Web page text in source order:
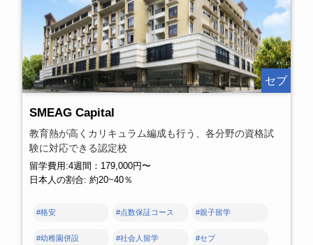
セブ
SMEAG Capital
教育熱が高くカリキュラム編成も行う、各分野の資格試
験に対応できる認定校
留学費用:4週間：179,000円〜
日本人の割合: 約20~40％
#格安 #点数保証コース #親子留学
#幼稚園併設 #社会人留学 #セブ